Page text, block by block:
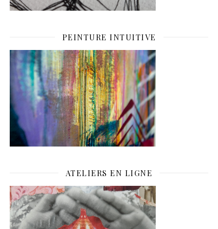
PEINTURE INTUITIVE
ATELIERS EN LIGNE